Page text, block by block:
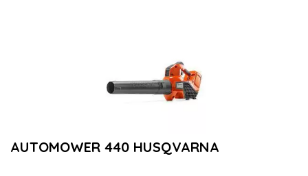
AUTOMOWER 440 HUSQVARNA